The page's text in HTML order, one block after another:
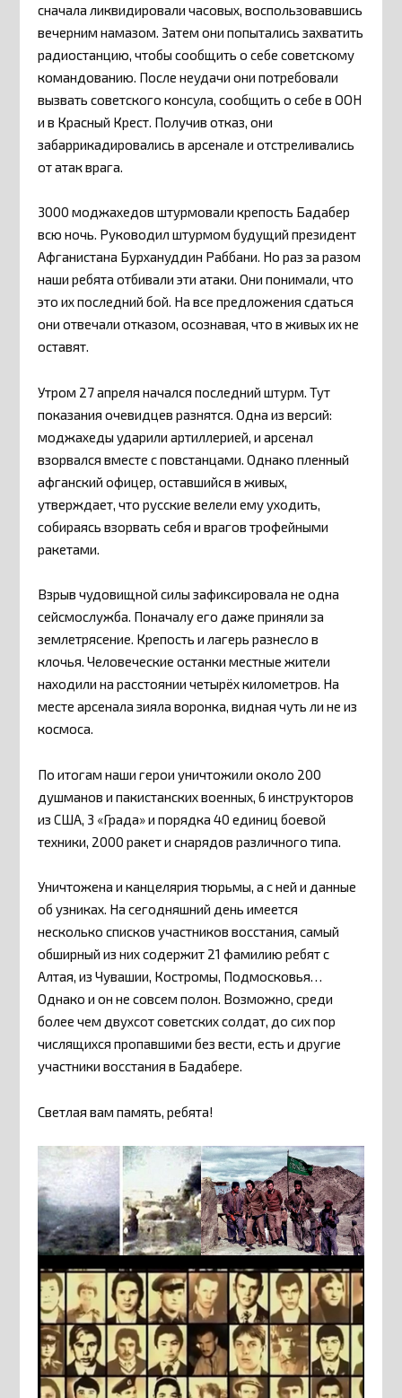
сначала ликвидировали часовых, воспользовавшись
вечерним намазом. Затем они попытались захватить
радиостанцию, чтобы сообщить о себе советскому
командованию. После неудачи они потребовали
вызвать советского консула, сообщить о себе в ООН
и в Красный Крест. Получив отказ, они
забаррикадировались в арсенале и отстреливались
от атак врага.
3000 моджахедов штурмовали крепость Бадабер
всю ночь. Руководил штурмом будущий президент
Афганистана Бурхануддин Раббани. Но раз за разом
наши ребята отбивали эти атаки. Они понимали, что
это их последний бой. На все предложения сдаться
они отвечали отказом, осознавая, что в живых их не
оставят.
Утром 27 апреля начался последний штурм. Тут
показания очевидцев разнятся. Одна из версий:
моджахеды ударили артиллерией, и арсенал
взорвался вместе с повстанцами. Однако пленный
афганский офицер, оставшийся в живых,
утверждает, что русские велели ему уходить,
собираясь взорвать себя и врагов трофейными
ракетами.
Взрыв чудовищной силы зафиксировала не одна
сейсмослужба. Поначалу его даже приняли за
землетрясение. Крепость и лагерь разнесло в
клочья. Человеческие останки местные жители
находили на расстоянии четырёх километров. На
месте арсенала зияла воронка, видная чуть ли не из
космоса.
По итогам наши герои уничтожили около 200
душманов и пакистанских военных, 6 инструкторов
из США, 3 «Града» и порядка 40 единиц боевой
техники, 2000 ракет и снарядов различного типа.
Уничтожена и канцелярия тюрьмы, а с ней и данные
об узниках. На сегодняшний день имеется
несколько списков участников восстания, самый
обширный из них содержит 21 фамилию ребят с
Алтая, из Чувашии, Костромы, Подмосковья…
Однако и он не совсем полон. Возможно, среди
более чем двухсот советских солдат, до сих пор
числящихся пропавшими без вести, есть и другие
участники восстания в Бадабере.
Светлая вам память, ребята!